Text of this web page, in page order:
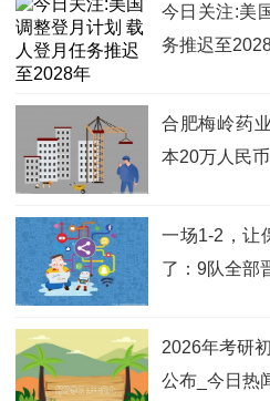
今日关注:美
务推迟至
合肥梅岭药
本20万人民
一场1-2，让
了：9队全部
2026年考研
公布_今日热